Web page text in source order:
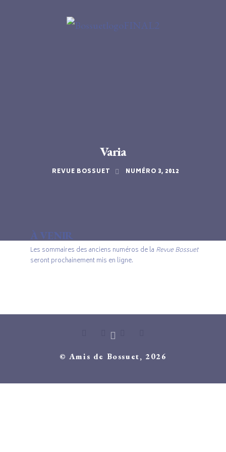
Varia
REVUE BOSSUET NUMÉRO 3, 2012
À VENIR
Les sommaires des anciens numéros de la Revue Bossuet
seront prochainement mis en ligne.
© Amis de Bossuet, 2020
© Amis de Bossuet, 2026